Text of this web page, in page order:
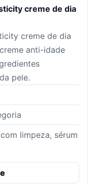
creme de dia
creme de dia
anti-idade
pele.
limpeza, sérum